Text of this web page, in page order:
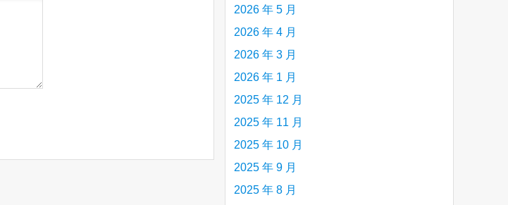
2026 年 5 月
2026 年 4 月
2026 年 3 月
2026 年 1 月
2025 年 12 月
2025 年 11 月
2025 年 10 月
2025 年 9 月
2025 年 8 月